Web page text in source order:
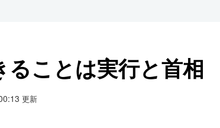
ことは実行と首相
更新